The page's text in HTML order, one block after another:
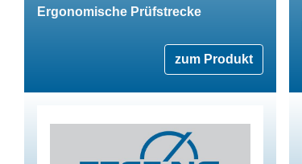
Ergonomische Prüfstrecke
zum Produkt